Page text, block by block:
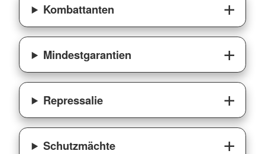
Kombattanten
Mindestgarantien
Repressalie
Schutzmächte